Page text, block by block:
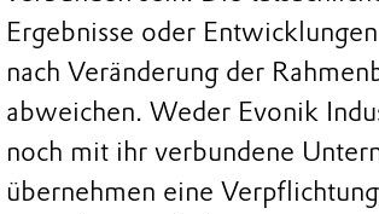
Ergebnisse oder
nach Veränderung der
abweichen. Weder Evonik
noch mit ihr verbundene
übernehmen eine